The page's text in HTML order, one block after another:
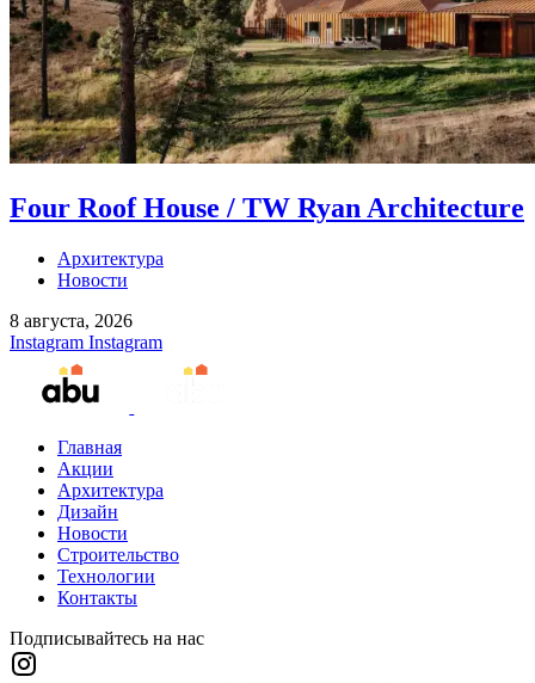
Four Roof House / TW Ryan Architecture
Архитектура
Новости
8 августа, 2026
Instagram Instagram
Главная
Акции
Архитектура
Дизайн
Новости
Строительство
Технологии
Контакты
Подписывайтесь на нас